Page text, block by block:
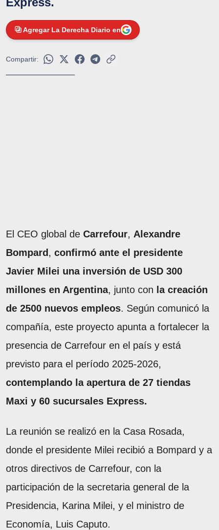
Agregar La Derecha Diario en
Compartir:
El CEO global de Carrefour, Alexandre
Bompard , confirmó ante el presidente
Javier Milei una inversión de USD 300
millones en Argentina, junto con la creación
de 2500 nuevos empleos. Según comunicó la
compañía, este proyecto apunta a fortalecer la
presencia de Carrefour en el país y está
previsto para el período 2025-2026,
contemplando la apertura de 27 tiendas
Maxi y 60 sucursales Express.
La reunión se realizó en la Casa Rosada,
donde el presidente Milei recibió a Bompard y a
otros directivos de Carrefour, con la
participación de la secretaria general de la
Presidencia, Karina Milei, y el ministro de
Economía, Luis Caputo.